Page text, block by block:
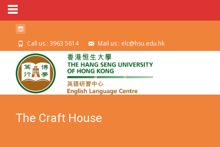
Call us : 3963 5614 Mail us : elc@hsu.edu.hk
The Craft House